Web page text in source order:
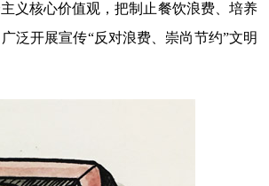
义核心价值观，把制止餐饮浪费、培养
泛开展宣传“反对浪费、崇尚节约”文明